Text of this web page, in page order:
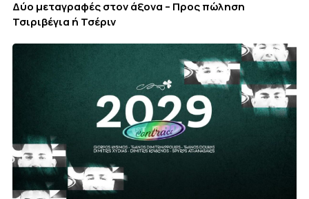
Δύο μεταγραφές στον άξονα – Προς πώληση
Τσιριβέγια ή Τσέριν